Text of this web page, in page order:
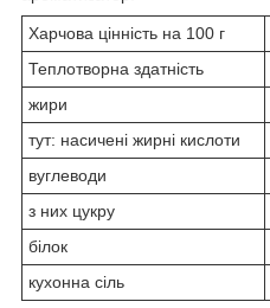
Харчова цінність на 100 г
Теплотворна здатність
жири
тут: насичені жирні кислоти
вуглеводи
з них цукру
білок
кухонна сіль